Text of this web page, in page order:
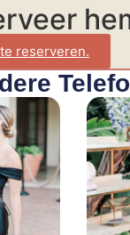
reserveren.